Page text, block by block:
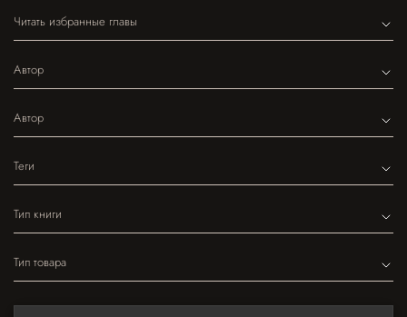
Читать избранные главы
Автор
Автор
Теги
Тип книги
Тип товара